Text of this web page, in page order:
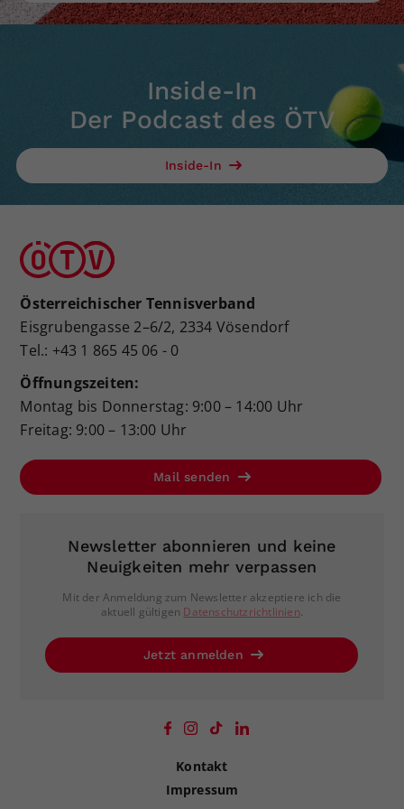
Inside-In
Der Podcast des ÖTV
Inside-In
Österreichischer Tennisverband
Eisgrubengasse 2–6/2, 2334 Vösendorf
Tel.: +43 1 865 45 06 - 0
Öffnungszeiten:
Montag bis Donnerstag: 9:00 – 14:00 Uhr
Freitag: 9:00 – 13:00 Uhr
Mail senden
Newsletter abonnieren und keine
Neuigkeiten mehr verpassen
Mit der Anmeldung zum Newsletter akzeptiere ich die
aktuell gültigen Datenschutzrichtlinien.
Jetzt anmelden
Kontakt
Impressum
Dieser Wert speichert Ihre Consent-
historische Speicherung Ihrer
vorgenommen Einstellungen, falls der
Webseiten-Betreiber dies eingestellt